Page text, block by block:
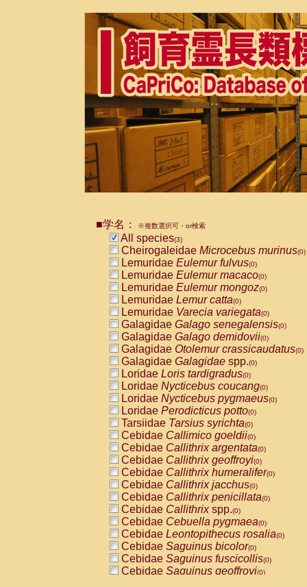
■学名： ※複数選択可・or検索
All species(3)
Cheirogaleidae Microcebus murinus(0)
Lemuridae Eulemur fulvus(0)
Lemuridae Eulemur macaco(0)
Lemuridae Eulemur mongoz(0)
Lemuridae Lemur catta(0)
Lemuridae Varecia variegata(0)
Galagidae Galago senegalensis(0)
Galagidae Galago demidovii(0)
Galagidae Otolemur crassicaudatus(0)
Galagidae Galagidae spp.(0)
Loridae Loris tardigradus(0)
Loridae Nycticebus coucang(0)
Loridae Nycticebus pygmaeus(0)
Loridae Perodicticus potto(0)
Tarsiidae Tarsius syrichta(0)
Cebidae Callimico goeldii(0)
Cebidae Callithrix argentata(0)
Cebidae Callithrix geoffroyi(0)
Cebidae Callithrix humeralifer(0)
Cebidae Callithrix jacchus(0)
Cebidae Callithrix penicillata(0)
Cebidae Callithrixspp.(0)
Cebidae Cebuella pygmaea(0)
Cebidae Leontopithecus rosalia(0)
Cebidae Saguinus bicolor(0)
Cebidae Saguinus fuscicollis(0)
Cebidae Saguinus geoffroyi(0)